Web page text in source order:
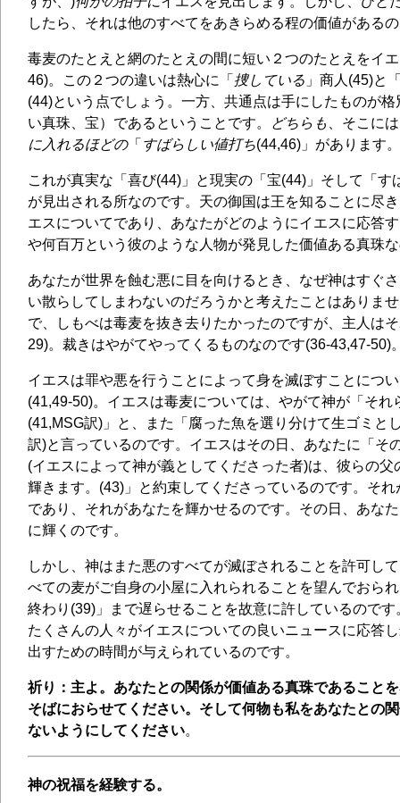
したら、それは他のすべてをあきらめる程の価値がある
毒麦のたとえと網のたとえの間に短い２つのたとえをイ
46)。この２つの違いは熱心に「 捜している 」商人(45)と
(44)という点でしょう。一方、共通点は手にしたものが
い真珠、宝）であるということです。
どちらも 、そこには
に入れるほどの「 すばらしい値打ち(44,46)」があります。
これが真実な「喜び(44)」と現実の「宝(44)」そして「す
が見出される所なのです。天の御国は王を知ることに尽
エスについてであり、あなたがどのようにイエスに応答
や何百万という彼のような人物が発見した価値ある真珠
あなたが世界を蝕む悪に目を向けるとき、なぜ神はすぐ
い散らしてしまわないのだろうかと考えたことはありま
で、しもべは毒麦を抜き去りたかったのですが、主人は
29)。裁きはやがてやってくるものなのです(36-43,47-50)
イエスは罪や悪を行うことによって身を滅ぼすことにつ
(41,49-50)。イエスは毒麦については、やがて神が「それ
(41,MSG訳)」と、また「腐った魚を選り分けて生ゴミと
訳)と言っているのです。イエスはその日、あなたに「そ
(イエスによって神が義としてくださった者)は、彼らの父
輝きます。(43)」と約束してくださっているのです。そ
であり、それがあなたを輝かせるのです。その日、あな
に輝くのです。
しかし、神はまた悪のすべてが滅ぼされることを許可し
べての麦がご自身の小屋に入れられることを望んでおら
終わり(39)」まで遅らせることを故意に許しているので
たくさんの人々がイエスについての良いニュースに応答
出すための時間が与えられているのです。
祈り：主よ。あなたとの関係が価値ある真珠であること
そばにおらせてください。そして何物も私をあなたとの
ないようにしてください。
神の祝福を経験する。